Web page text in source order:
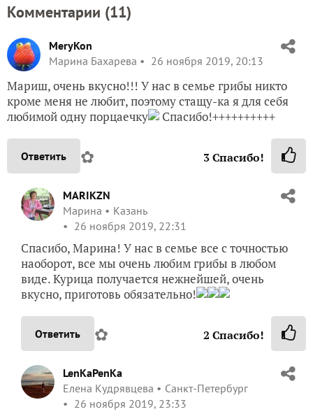
Комментарии (11)
MeryKon
Марина Бахарева
26 ноября 2019, 20:13
Мариш, очень вкусно!!! У нас в семье грибы никто
кроме меня не любит, поэтому стащу-ка я для себя
любимой одну порцаечку
Спасибо!++++++++++
Ответить ✿ 3Спасибо!
MARIKZN
Марина
Казань
26 ноября 2019, 22:31
Спасибо, Марина! У нас в семье все с точностью
наоборот, все мы очень любим грибы в любом
виде. Курица получается нежнейшей, очень
вкусно, приготовь обязательно!
Ответить ✿ 2 Спасибо!
LenKaPenKa
Елена Кудрявцева
Санкт-Петербург
26 ноября 2019, 23:33